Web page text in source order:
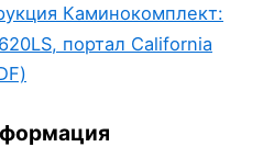
Каминокомплект:
портал California